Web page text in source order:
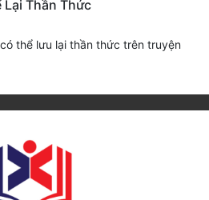
Thần Thức
thể lưu lại thần thức trên truyện